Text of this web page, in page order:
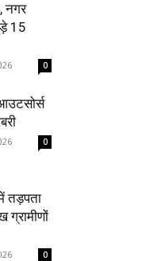
नगर
15
0
0
तड़पता
ग्रामीणों
0